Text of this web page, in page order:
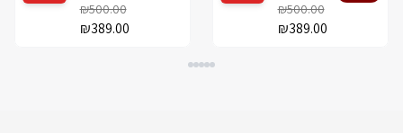
₪500.00
₪389.00
₪500.00
₪389.00